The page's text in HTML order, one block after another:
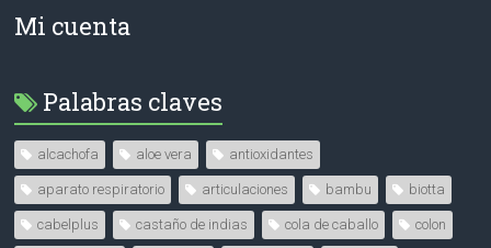
Mi cuenta
Palabras claves
alcachofa aloe vera antioxidantes
aparato respiratorio articulaciones bambu biotta
cabelplus castaño de indias cola de caballo colon